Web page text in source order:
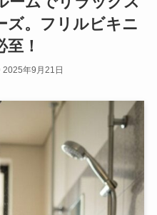
ズ。フリルビキニ
！
2025年9月21日